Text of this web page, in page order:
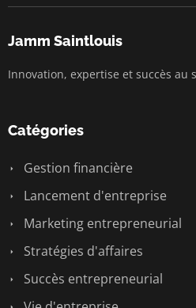
Jamm Saintlouis
Innovation, expertise et succès au
Catégories
Gestion financière
Lancement d'entreprise
Marketing entrepreneurial
Stratégies d'affaires
Succès entrepreneurial